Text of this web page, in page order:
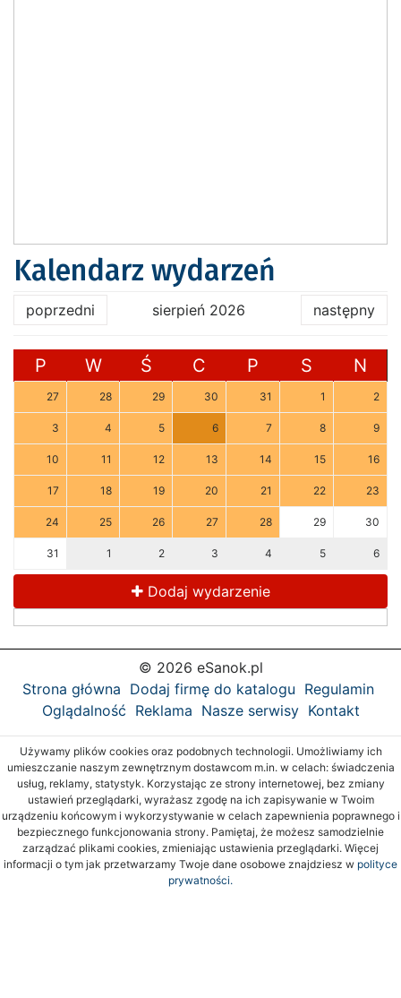
Kalendarz wydarzeń
poprzedni sierpień 2026 następny
P W Ś C P S N
27 28 29 30 31 1 2
3 4 5 6 7 8 9
10 11 12 13 14 15 16
17 18 19 20 21 22 23
24 25 26 27 28 29 30
31 1 2 3 4 5 6
Dodaj wydarzenie
© 2026 eSanok.pl
Strona główna Dodaj firmę do katalogu Regulamin
Oglądalność Reklama Nasze serwisy Kontakt
Używamy plików cookies oraz podobnych technologii. Umożliwiamy ich
umieszczanie naszym zewnętrznym dostawcom m.in. w celach: świadczenia
usług, reklamy, statystyk. Korzystając ze strony internetowej, bez zmiany
ustawień przeglądarki, wyrażasz zgodę na ich zapisywanie w Twoim
urządzeniu końcowym i wykorzystywanie w celach zapewnienia poprawnego i
bezpiecznego funkcjonowania strony. Pamiętaj, że możesz samodzielnie
zarządzać plikami cookies, zmieniając ustawienia przeglądarki. Więcej
informacji o tym jak przetwarzamy Twoje dane osobowe znajdziesz w polityce
prywatności.